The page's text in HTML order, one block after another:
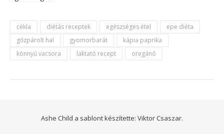
cékla diétás receptek egészséges étel
epe diéta
gőzpárolt hal
gyomorbarát
kápia paprika
könnyű vacsora
laktató recept oregánó
Ashe Child a sablont készítette: Viktor Csaszar.